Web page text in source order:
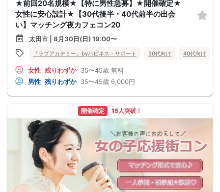
★前回20名規模★【特に男性急募】★開催確定★
女性に安心設計★【30代後半・40代前半の出会
い】マッチング夜カフェコン20
太田市 | 8月30日(日) 19:00〜
『ラブアカデミー』byハピネス・サポート 30代向け 40代向け
女性 残りわずか 35〜45歳 無料
男性 残りわずか 35〜45歳 6,000円
開催確定 15人突破！